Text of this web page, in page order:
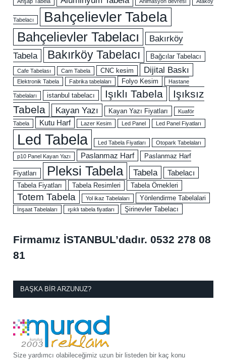
Tabelacı Bahçelievler Tabela
Bahçelievler Tabelacı
Bakırköy
Tabela
Bakırköy Tabelacı Bağcılar Tabelacı
Cafe Tabelası Cam Tabela CNC kesim Dijital Baskı
Elektronik Tabela Fabrika tabelaları Folyo Kesim Hastane
Tabelaları istanbul tabelacı Işıklı Tabela
Işıksız
Tabela
Kayan Yazı Kayan Yazı Fiyatları
Kuaför
Tabela
Kutu Harf Lazer Kesim Led Panel Led Panel Fiyatları
Led Tabela Led Tabela Fiyatları Otopark Tabelaları
p10 Panel Kayan Yazı Paslanmaz Harf Paslanmaz Harf
Fiyatları Pleksi Tabela Tabela Tabelacı
Tabela Fiyatları Tabela Resimleri Tabela Örnekleri
Totem Tabela Yol ikaz Tabelaları Yönlendirme Tabelalari
İnşaat Tabelaları ışıklı tabela fiyatları Şirinevler Tabelacı
Firmamız İSTANBUL’dadır. 0532 278 08
81
BAŞKA BIR ARZUNUZ?
Size yardımcı olabileceğimiz uzun bir listeden bir kaç konu